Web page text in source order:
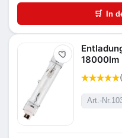
🛒 In
Merken18000lm
Art.-Nr.